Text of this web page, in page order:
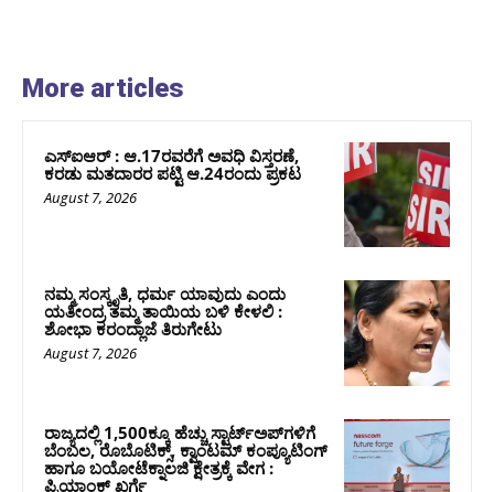
More articles
ಎಸ್‌ಐಆರ್‌ : ಆ.17ರವರೆಗೆ ಅವಧಿ ವಿಸ್ತರಣೆ,
ಕರಡು ಮತದಾರರ ಪಟ್ಟಿ ಆ.24ರಂದು ಪ್ರಕಟ
August 7, 2026
ನಮ್ಮ ಸಂಸ್ಕೃತಿ, ಧರ್ಮ ಯಾವುದು ಎಂದು
ಯತೀಂದ್ರ ತಮ್ಮ ತಾಯಿಯ ಬಳಿ ಕೇಳಲಿ :
ಶೋಭಾ ಕರಂದ್ಲಾಜೆ ತಿರುಗೇಟು
August 7, 2026
ರಾಜ್ಯದಲ್ಲಿ 1,500ಕ್ಕೂ ಹೆಚ್ಚು ಸ್ಟಾರ್ಟ್‌ಅಪ್‌ಗಳಿಗೆ
ಬೆಂಬಲ, ರೊಬೊಟಿಕ್ಸ್, ಕ್ವಾಂಟಮ್ ಕಂಪ್ಯೂಟಿಂಗ್
ಹಾಗೂ ಬಯೋಟೆಕ್ನಾಲಜಿ ಕ್ಷೇತ್ರಕ್ಕೆ ವೇಗ :
ಪ್ರಿಯಾಂಕ್‌ ಖರ್ಗೆ